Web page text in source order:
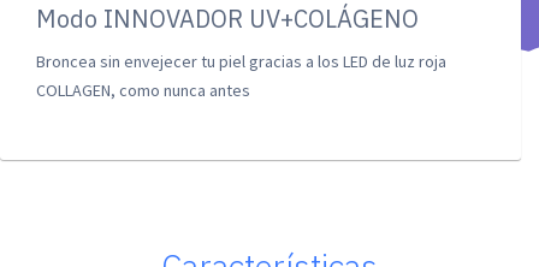
Modo INNOVADOR UV+COLÁGENO
Broncea sin envejecer tu piel gracias a los LED de luz roja
COLLAGEN, como nunca antes